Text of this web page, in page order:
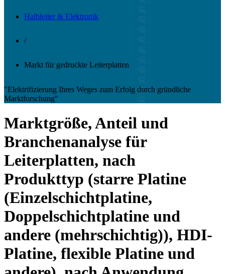
Halbleiter & Elektronik
/
Markt für gedruckte Leiterplatten
"Elektrifizierung Ihres Weges zum Erfolg durch gründliche
Marktforschung"
Marktgröße, Anteil und
Branchenanalyse für
Leiterplatten, nach
Produkttyp (starre Platine
(Einzelschichtplatine,
Doppelschichtplatine und
andere (mehrschichtig)), HDI-
Platine, flexible Platine und